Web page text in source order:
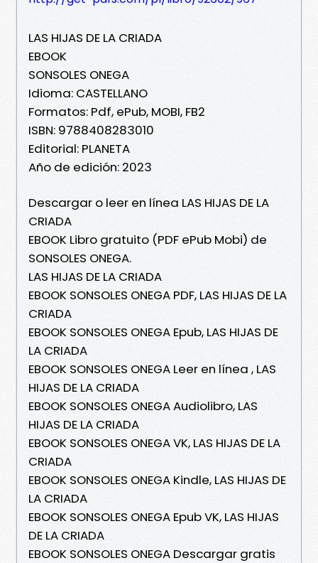
LAS HIJAS DE LA CRIADA
EBOOK
SONSOLES ONEGA
Idioma: CASTELLANO
Formatos: Pdf, ePub, MOBI, FB2
ISBN: 9788408283010
Editorial: PLANETA
Año de edición: 2023
Descargar o leer en línea LAS HIJAS DE LA
CRIADA
EBOOK Libro gratuito (PDF ePub Mobi) de
SONSOLES ONEGA.
LAS HIJAS DE LA CRIADA
EBOOK SONSOLES ONEGA PDF, LAS HIJAS DE LA
CRIADA
EBOOK SONSOLES ONEGA Epub, LAS HIJAS DE
LA CRIADA
EBOOK SONSOLES ONEGA Leer en línea , LAS
HIJAS DE LA CRIADA
EBOOK SONSOLES ONEGA Audiolibro, LAS
HIJAS DE LA CRIADA
EBOOK SONSOLES ONEGA VK, LAS HIJAS DE LA
CRIADA
EBOOK SONSOLES ONEGA Kindle, LAS HIJAS DE
LA CRIADA
EBOOK SONSOLES ONEGA Epub VK, LAS HIJAS
DE LA CRIADA
EBOOK SONSOLES ONEGA Descargar gratis